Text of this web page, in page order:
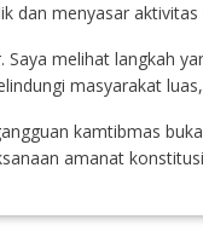
dan menyasar
melihat langkah
masyarakat
kamtibmas
amanat